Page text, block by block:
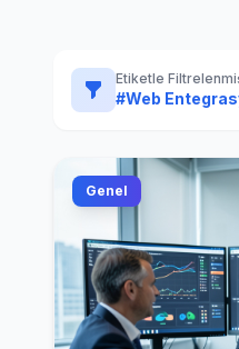
Etiketle
#Web
Genel